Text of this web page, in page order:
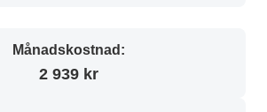
Månadskostnad:
2 939 kr